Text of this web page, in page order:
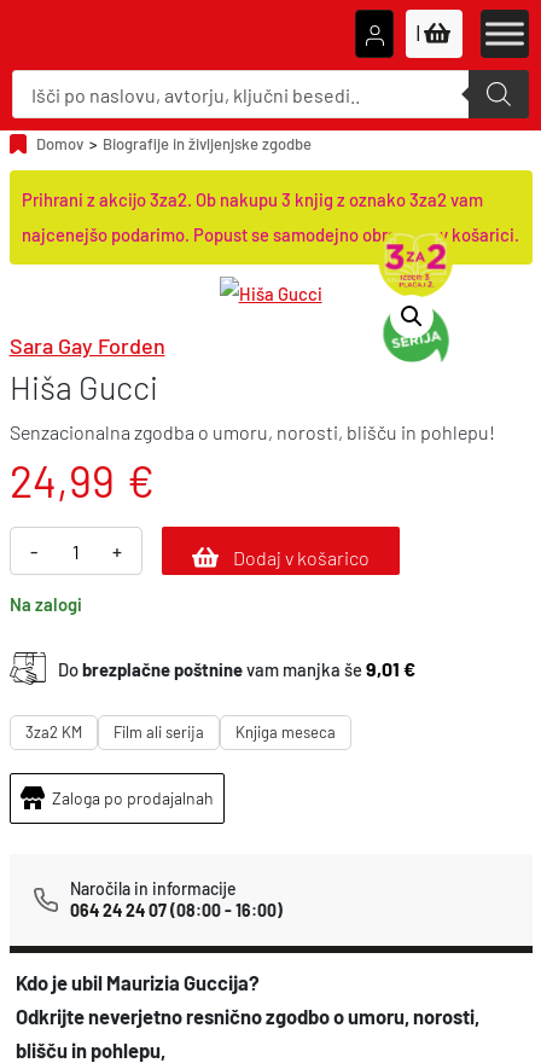
P
o
d
u
c
t
r
|
Domov > Biografije in življenjske zgodbe
Prihrani z akcijo 3za2. Ob nakupu 3 knjig z oznako 3za2 vam
najcenejšo podarimo. Popust se samodejno obračuna v košarici.
Sara Gay Forden
Hiša Gucci
Senzacionalna zgodba o umoru, norosti, blišču in pohlepu!
24,99 €
-
i
š
a
G
u
c
i
č
+ Dodaj v košarico
Na zalogi
Dobrezplačne poštninevam manjka še9,01 €
3za2 KM Film ali serija Knjiga meseca
Zaloga po prodajalnah
Naročila in informacije
064 24 24 07(08:00 - 16:00)
Kdo je ubil Maurizia Guccija?
Odkrijte neverjetno resnično zgodbo o umoru, norosti,
blišču in pohlepu,